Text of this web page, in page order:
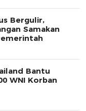
Bergulir,
Samakan
Bantu
WNI Korban